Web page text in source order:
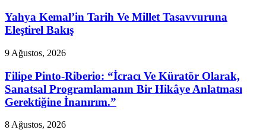
Yahya Kemal’in Tarih Ve Millet Tasavvuruna
Eleştirel Bakış
9 Ağustos, 2026
Filipe Pinto-Riberio: “İcracı Ve Küratör Olarak,
Sanatsal Programlamanın Bir Hikâye Anlatması
Gerektiğine İnanırım.”
8 Ağustos, 2026